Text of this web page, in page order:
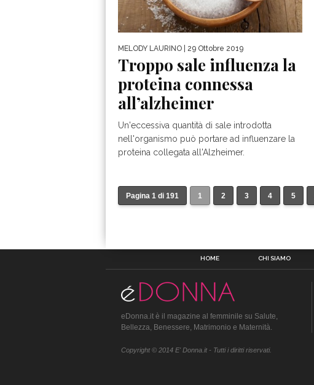
MELODY LAURINO | 29 Ottobre 2019
Troppo sale influenza la
proteina connessa
all’alzheimer
Un'eccessiva quantità di sale introdotta
nell'organismo può portare ad influenzare la
proteina collegata all'Alzheimer.
Pagina 1 di 191 1 2 3 4 5
HOME CHI SIAMO
eDonna.it è il magazine al femminile su Salute,
Bellezza, Benessere, Matrimonio e Maternità.
Copyright © 2014 E' Donna.it - Tutti i diritti riservati.